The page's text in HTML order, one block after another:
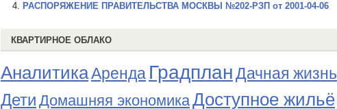
РАСПОРЯЖЕНИЕ ПРАВИТЕЛЬСТВА МОСКВЫ №202-РЗП от 2001-04-06
КВАРТИРНОЕ ОБЛАКО
АналитикаАренда ГрадпланДачная жизнь
Дети Домашняя экономикаДоступное жильё